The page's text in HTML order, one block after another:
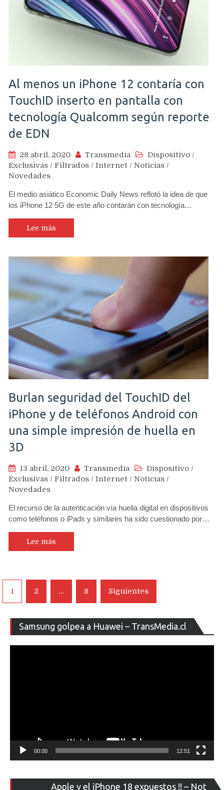
Al menos un iPhone 12 contaría con
TouchID inserto en pantalla con
tecnología Qualcomm según reporte
de EDN
28 abril, 2020 Transmedia Dispositivo /
Exclusivas / Filtrados / Internet / Noticias /
Novedades
El medio asiático Economic Daily News reflotó la idea de que
los iPhone 12 5G de este año contarán con tecnología…
Lee más
Burlan seguridad del TouchID del
iPhone y de teléfonos Android con
una simple impresión de huella en
3D
13 abril, 2020 Transmedia Dispositivo /
Exclusivas / Filtrados / Internet / Noticias /
Novedades
El recurso de la autenticación vía huella digital en dispositivos
como teléfonos o iPads y similares ha sido cuestionado por…
Lee más
Navegación
de
entradas
1 2 … 8 Siguientes
Samsung golpea a Huawei – TransMedia.cl
de
00:00 12:51
Apple y el iPhone 18 expuestos !! – Not